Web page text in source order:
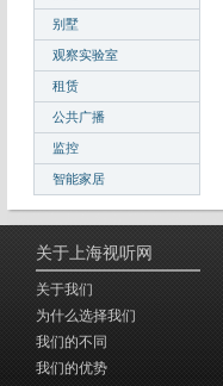
别墅
观察实验室
租赁
公共广播
监控
智能家居
关于上海视听网
关于我们
为什么选择我们
我们的不同
我们的优势